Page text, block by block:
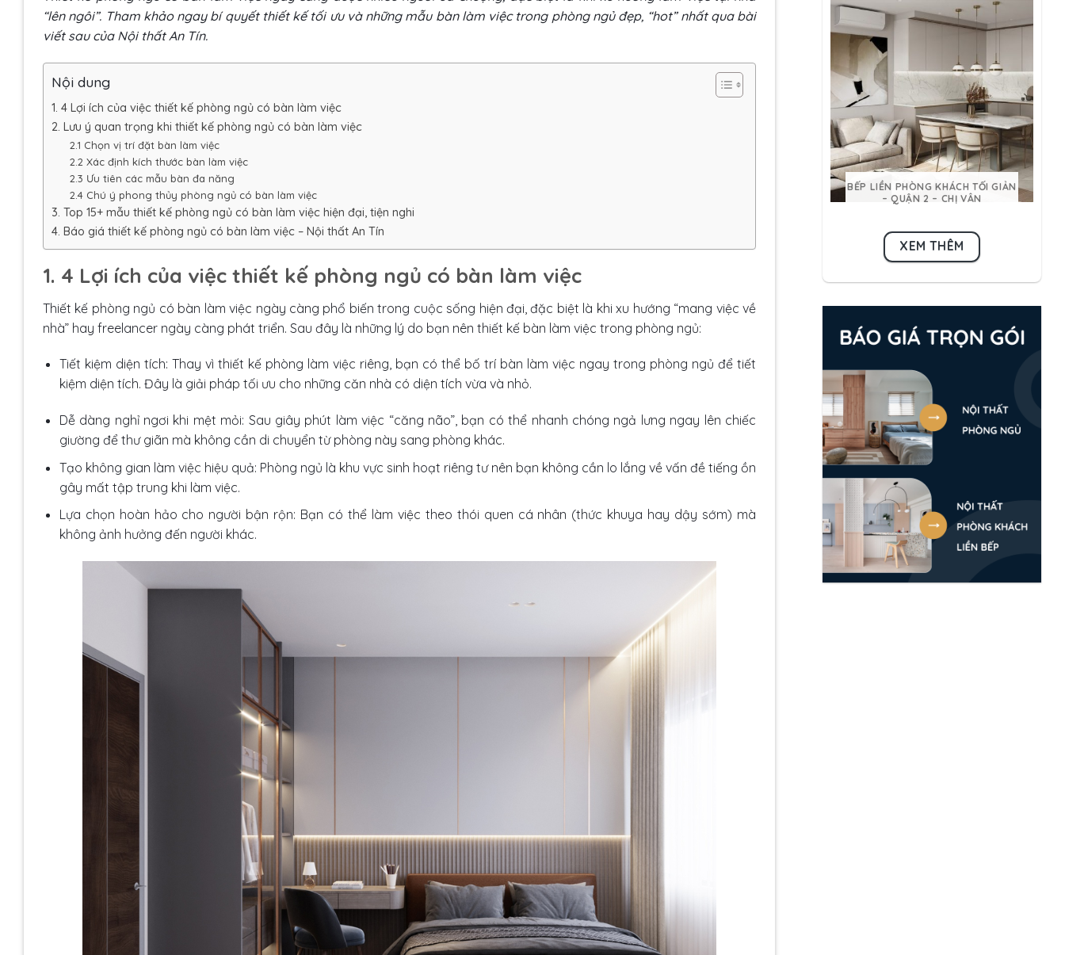
“lên ngôi”. Tham khảo ngay bí quyết thiết kế tối ưu và những mẫu bàn làm việc trong phòng ngủ đẹp, “hot” nhất qua bài
viết sau của Nội thất An Tín.
Nội dung
1. 4 Lợi ích của việc thiết kế phòng ngủ có bàn làm việc
2. Lưu ý quan trọng khi thiết kế phòng ngủ có bàn làm việc
2.1 Chọn vị trí đặt bàn làm việc
2.2 Xác định kích thước bàn làm việc
2.3 Ưu tiên các mẫu bàn đa năng
2.4 Chú ý phong thủy phòng ngủ có bàn làm việc
3. Top 15+ mẫu thiết kế phòng ngủ có bàn làm việc hiện đại, tiện nghi
4. Báo giá thiết kế phòng ngủ có bàn làm việc – Nội thất An Tín
1. 4 Lợi ích của việc thiết kế phòng ngủ có bàn làm việc
Thiết kế phòng ngủ có bàn làm việc ngày càng phổ biến trong cuộc sống hiện đại, đặc biệt là khi xu hướng “mang việc về
nhà” hay freelancer ngày càng phát triển. Sau đây là những lý do bạn nên thiết kế bàn làm việc trong phòng ngủ:
Tiết kiệm diện tích: Thay vì thiết kế phòng làm việc riêng, bạn có thể bố trí bàn làm việc ngay trong phòng ngủ để tiết
kiệm diện tích. Đây là giải pháp tối ưu cho những căn nhà có diện tích vừa và nhỏ.
Dễ dàng nghỉ ngơi khi mệt mỏi: Sau giây phút làm việc “căng não”, bạn có thể nhanh chóng ngả lưng ngay lên chiếc
giường để thư giãn mà không cần di chuyển từ phòng này sang phòng khác.
Tạo không gian làm việc hiệu quả: Phòng ngủ là khu vực sinh hoạt riêng tư nên bạn không cần lo lắng về vấn đề tiếng ồn
gây mất tập trung khi làm việc.
Lựa chọn hoàn hảo cho người bận rộn: Bạn có thể làm việc theo thói quen cá nhân (thức khuya hay dậy sớm) mà
không ảnh hưởng đến người khác.
BẾP LIỀN PHÒNG KHÁCH TỐI GIẢN
– QUẬN 2 – CHỊ VÂN
XEM THÊM